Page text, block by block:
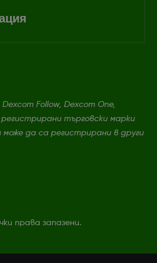
Follow, Dexcom One,
регистрирани търговски марки
да са регистрирани в други
права запазени.